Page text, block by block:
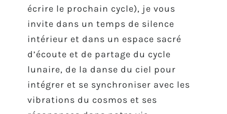
écrire le prochain cycle), je vous
invite dans un temps de silence
intérieur et dans un espace sacré
d’écoute et de partage du cycle
lunaire, de la danse du ciel pour
intégrer et se synchroniser avec les
vibrations du cosmos et ses